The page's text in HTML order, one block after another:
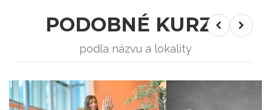
PODOBNÉ KURZY
podľa názvu a lokality